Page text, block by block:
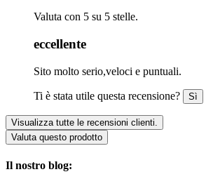
Valuta con 5 su 5 stelle.
eccellente
Sito molto serio,veloci e puntuali.
Ti è stata utile questa recensione? Sì
Visualizza tutte le recensioni clienti.
Valuta questo prodotto
Il nostro blog: